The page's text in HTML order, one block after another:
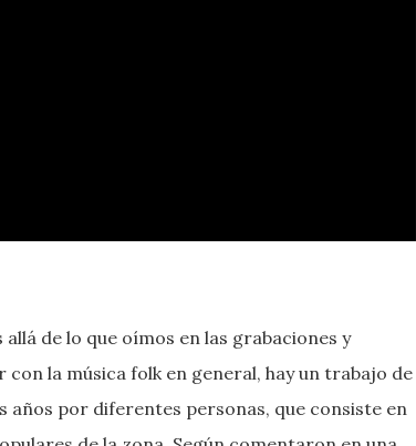
de lo que oímos en las grabaciones y
la música folk en general, hay un trabajo de
por diferentes personas, que consiste en